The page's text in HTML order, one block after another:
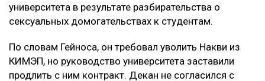
университета в результате разбирательства о
сексуальных домогательствах к студентам.
По словам Гейноса, он требовал уволить Накви из
КИМЭП, но руководство университета заставили
продлить с ним контракт. Декан не согласился с